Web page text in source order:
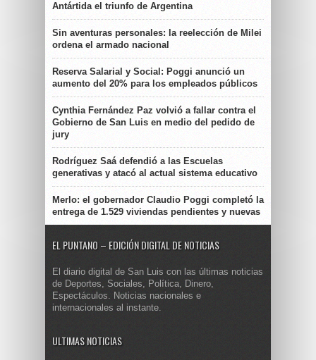
Antártida el triunfo de Argentina
Sin aventuras personales: la reelección de Milei
ordena el armado nacional
Reserva Salarial y Social: Poggi anunció un
aumento del 20% para los empleados públicos
Cynthia Fernández Paz volvió a fallar contra el
Gobierno de San Luis en medio del pedido de
jury
Rodríguez Saá defendió a las Escuelas
generativas y atacó al actual sistema educativo
Merlo: el gobernador Claudio Poggi completó la
entrega de 1.529 viviendas pendientes y nuevas
EL PUNTANO – EDICIÓN DIGITAL DE NOTICIAS
El diario digital de San Luis con las últimas noticias
de Deportes, Sociales, Política, Dinero,
Espectáculos. Noticias nacionales e
internacionales al instante.
ULTIMAS NOTICIAS